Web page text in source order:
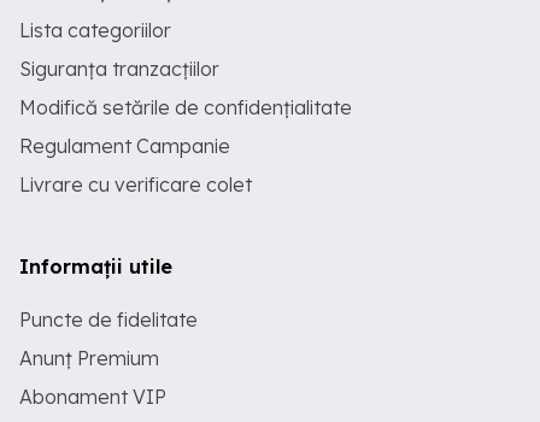
Lista categoriilor
Siguranța tranzacțiilor
Modifică setările de confidențialitate
Regulament Campanie
Livrare cu verificare colet
Informații utile
Puncte de fidelitate
Anunț Premium
Abonament VIP